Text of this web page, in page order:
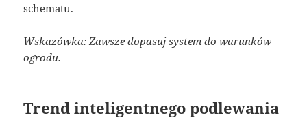
schematu.
Wskazówka: Zawsze dopasuj system do warunków
ogrodu.
Trend inteligentnego podlewania